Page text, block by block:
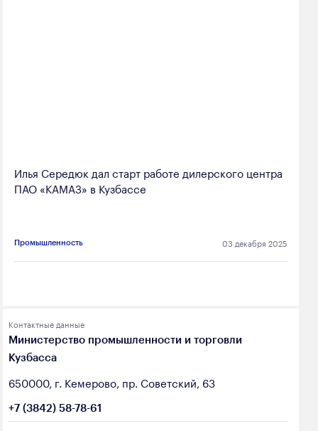
Илья Середюк дал старт работе дилерского центра
ПАО «КАМАЗ» в Кузбассе
Промышленность 03 декабря 2025
Контактные данные
Министерство промышленности и торговли
Кузбасса
650000, г. Кемерово, пр. Советский, 63
+7 (3842) 58-78-61